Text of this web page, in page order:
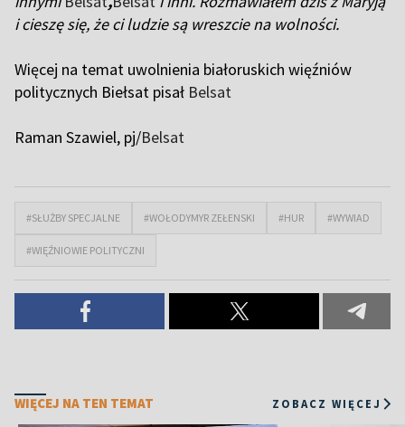
i cieszę się, że ci ludzie są wreszcie na wolności.
Więcej na temat uwolnienia białoruskich więźniów
politycznych Biełsat pisał Belsat
Raman Szawiel, pj/Belsat
#SŁUŻBY SPECJALNE #WOŁODYMYR ZEŁENSKI #HUR #WYWIAD
#WIĘŹNIOWIE POLITYCZNI
WIĘCEJ NA TEN TEMAT ZOBACZ WIĘCEJ